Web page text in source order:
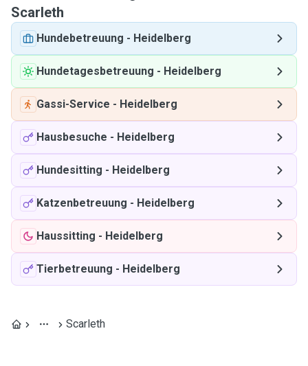
Scarleth
Hundebetreuung - Heidelberg
Hundetagesbetreuung - Heidelberg
Gassi-Service - Heidelberg
Hausbesuche - Heidelberg
Hundesitting - Heidelberg
Katzenbetreuung - Heidelberg
Haussitting - Heidelberg
Tierbetreuung - Heidelberg
Scarleth